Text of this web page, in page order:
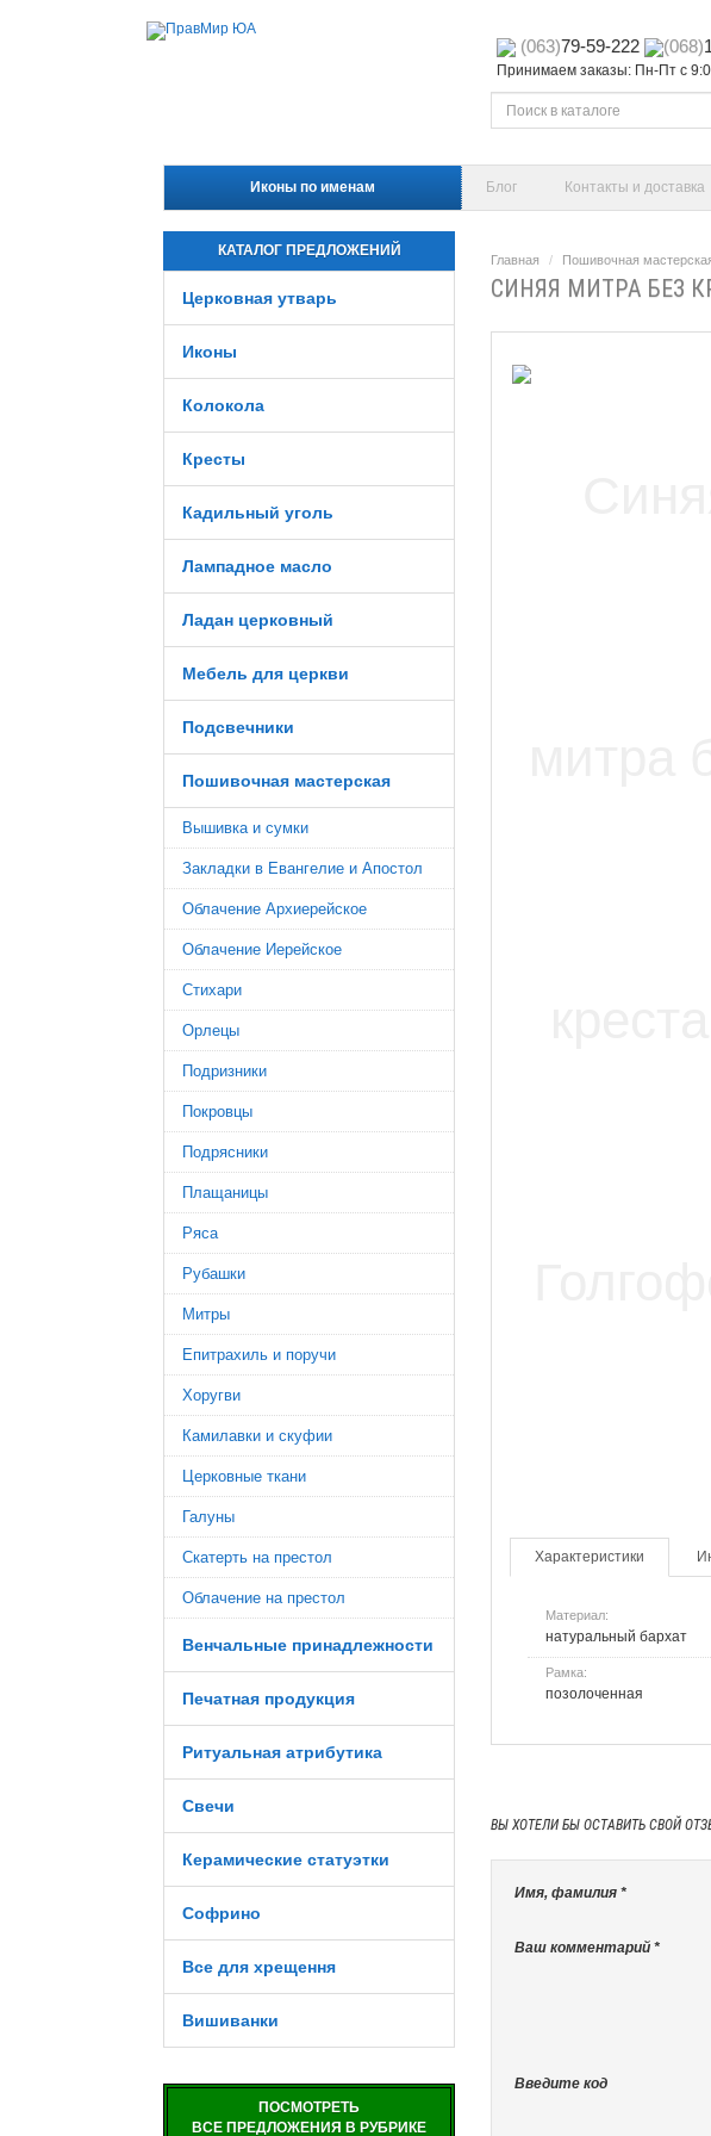
(063)79-59-222 (068)
Принимаем заказы: Пн-Пт с
Иконы по именам Блог Контакты и доставка
КАТАЛОГ ПРЕДЛОЖЕНИЙ
Церковная утварь
Иконы
Колокола
Кресты
Кадильный уголь
Лампадное масло
Ладан церковный
Мебель для церкви
Подсвечники
Пошивочная мастерская
Вышивка и сумки
Закладки в Евангелие и Апостол
Облачение Архиерейское
Облачение Иерейское
Стихари
Орлецы
Подризники
Покровцы
Подрясники
Плащаницы
Ряса
Рубашки
Митры
Епитрахиль и поручи
Хоругви
Камилавки и скуфии
Церковные ткани
Галуны
Скатерть на престол
Облачение на престол
Венчальные принадлежности
Печатная продукция
Ритуальная атрибутика
Свечи
Керамические статуэтки
Софрино
Все для хрещення
Вишиванки
ПОСМОТРЕТЬ
ВСЕ ПРЕДЛОЖЕНИЯ В РУБРИКЕ
Главная Пошивочная
СИНЯЯ МИТРА БЕЗ
Характеристики
Материал:
натуральный бархат
Рамка:
позолоченная
ВЫ ХОТЕЛИ БЫ ОСТАВИТЬ СВОЙ
Имя, фамилия *
Ваш комментарий *
Введите код